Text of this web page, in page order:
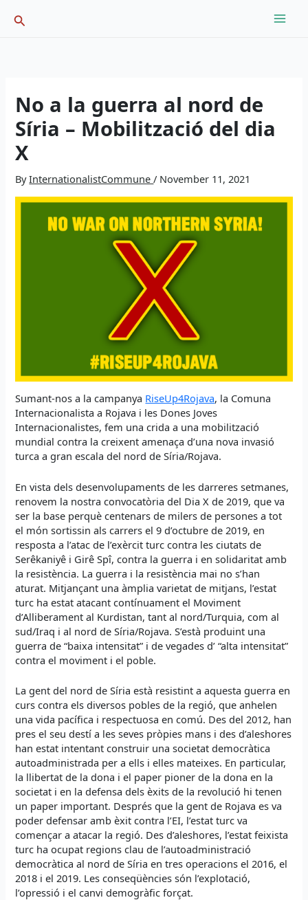
Search
No a la guerra al nord de
Síria – Mobilització del dia
X
ByInternationalistCommune/ November 11, 2021
Sumant-nos a la campanya RiseUp4Rojava, la Comuna
Internacionalista a Rojava i les Dones Joves
Internacionalistes, fem una crida a una mobilització
mundial contra la creixent amenaça d’una nova invasió
turca a gran escala del nord de Síria/Rojava.
En vista dels desenvolupaments de les darreres setmanes,
renovem la nostra convocatòria del Dia X de 2019, que va
ser la base perquè centenars de milers de persones a tot
el món sortissin als carrers el 9 d’octubre de 2019, en
resposta a l’atac de l’exèrcit turc contra les ciutats de
Serêkaniyê i Girê Spî, contra la guerra i en solidaritat amb
la resistència. La guerra i la resistència mai no s’han
aturat. Mitjançant una àmplia varietat de mitjans, l’estat
turc ha estat atacant contínuament el Moviment
d’Alliberament al Kurdistan, tant al nord/Turquia, com al
sud/Iraq i al nord de Síria/Rojava. S’està produint una
guerra de “baixa intensitat” i de vegades d’ “alta intensitat”
contra el moviment i el poble.
La gent del nord de Síria està resistint a aquesta guerra en
curs contra els diversos pobles de la regió, que anhelen
una vida pacífica i respectuosa en comú. Des del 2012, han
pres el seu destí a les seves pròpies mans i des d’aleshores
han estat intentant construir una societat democràtica
autoadministrada per a ells i elles mateixes. En particular,
la llibertat de la dona i el paper pioner de la dona en la
societat i en la defensa dels èxits de la revolució hi tenen
un paper important. Després que la gent de Rojava es va
poder defensar amb èxit contra l’EI, l’estat turc va
començar a atacar la regió. Des d’aleshores, l’estat feixista
turc ha ocupat regions clau de l’autoadministració
democràtica al nord de Síria en tres operacions el 2016, el
2018 i el 2019. Les conseqüències són l’explotació,
l’opressió i el canvi demogràfic forçat.